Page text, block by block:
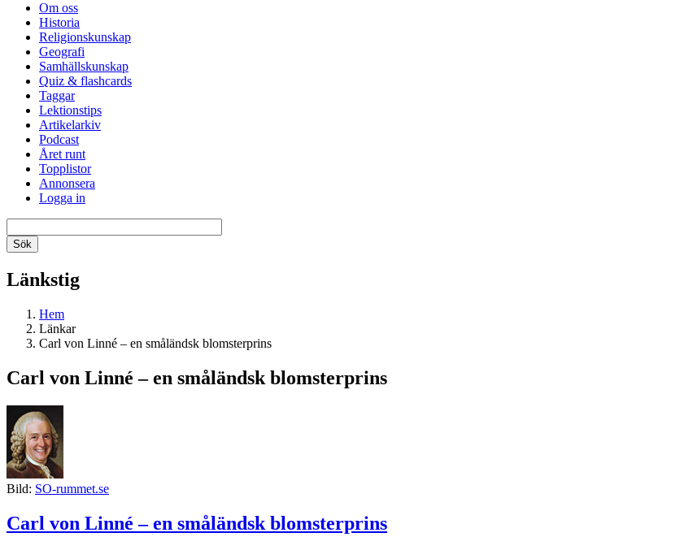
Om oss
Historia
Religionskunskap
Geografi
Samhällskunskap
Quiz & flashcards
Taggar
Lektionstips
Artikelarkiv
Podcast
Året runt
Topplistor
Annonsera
Logga in
Länkstig
Hem
Länkar
Carl von Linné – en småländsk blomsterprins
Carl von Linné – en småländsk blomsterprins
Bild: SO-rummet.se
Carl von Linné – en småländsk blomsterprins